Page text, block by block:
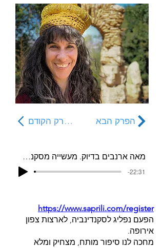
הפרק הבא הפרק הקודם
מאה ארנבים בדיוק. מעשייה מסקנדינביה- פרק 21
-22:31
https://www.saprili.com/register
הפעם נפליג לסקנדינביה, לארצות צפון
אירופה.
מחכה לנו סיפור מותח, מצחיק ומלא